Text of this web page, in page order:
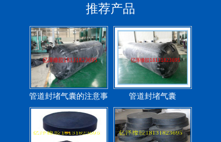
推荐产品
污水管道封堵气囊 管道堵水气囊
管道封堵气囊的注意事
项
管道封堵气囊